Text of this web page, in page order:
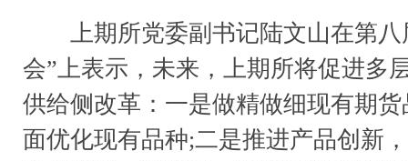
上期所党委副书记陆文山在第八
会”上表示，未来，上期所将促进多
供给侧改革：一是做精做细现有期
面优化现有品种;二是推进产品创新